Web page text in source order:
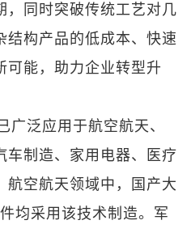
，同时突破传统工艺对几
结构产品的低成本、快速
可能，助力企业转型升
广泛应用于航空航天、
车制造、家用电器、医疗
航空航天领域中，国产大
均采用该技术制造。军